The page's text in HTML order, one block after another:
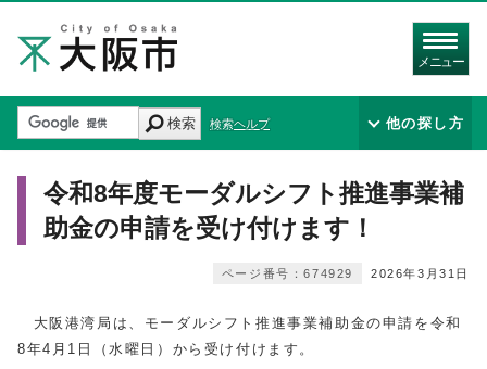
メニュー
検索 検索ヘルプ 他の探し方
令和8年度モーダルシフト推進事業補
助金の申請を受け付けます！
2026年3月31日
ページ番号：674929
大阪港湾局は、モーダルシフト推進事業補助金の申請を令和
8年4月1日（水曜日）から受け付けます。